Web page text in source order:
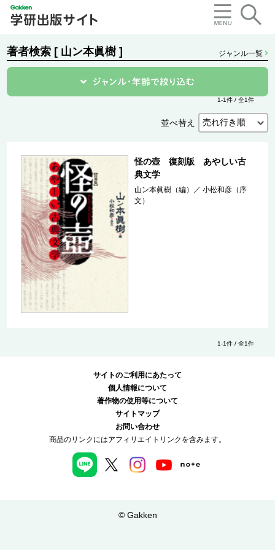
著者検索 [ 山ン本眞樹 ] ジャンル一覧
1-1件 / 全1件
並べ替え
怪の壺 復刻版 あやしい古
典文学
山ン本眞樹（編） ／小松和彦（序
文）
1-1件 / 全1件
サイトのご利用にあたって
個人情報について
著作物の使用等について
サイトマップ
お問い合わせ
商品のリンクにはアフィリエイトリンクを含みます。
© Gakken